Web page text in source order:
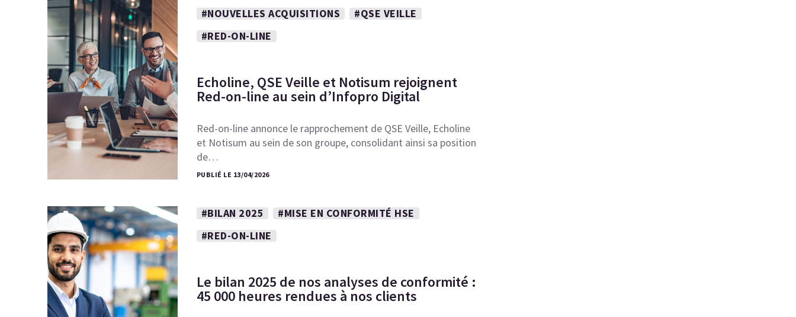
#NOUVELLES ACQUISITIONS
#QSE VEILLE
#RED-ON-LINE
Echoline, QSE Veille et Notisum rejoignent
Red-on-line au sein d’Infopro Digital
Red-on-line annonce le rapprochement de QSE Veille, Echoline
et Notisum au sein de son groupe, consolidant ainsi sa position
de…
PUBLIÉ LE 13/04/2026
#BILAN 2025
#MISE EN CONFORMITÉ HSE
#RED-ON-LINE
Le bilan 2025 de nos analyses de conformité :
45 000 heures rendues à nos clients